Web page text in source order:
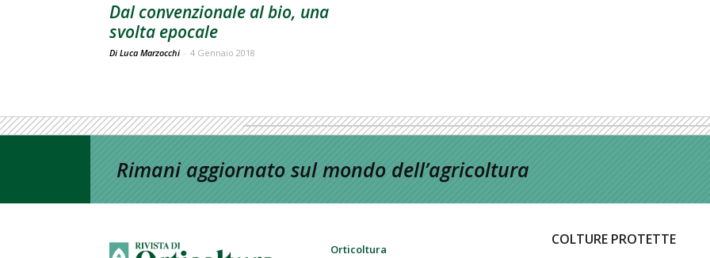
Dal convenzionale al bio, una
svolta epocale
Di Luca Marzocchi - 4 Gennaio 2018
Rimani aggiornato sul mondo dell’agricoltura
Orticoltura
COLTURE PROTETTE